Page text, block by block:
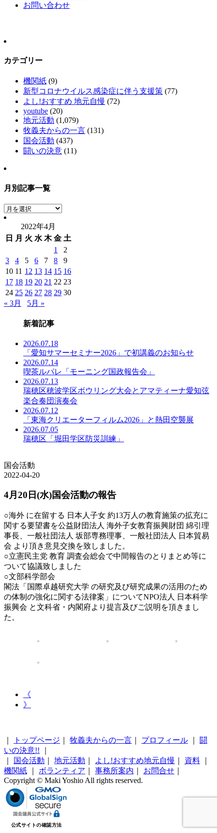
お問い合わせ
カテゴリー
機関紙 (9)
新型コロナウイルス感染症に伴う支援策 (77)
よし!おすすめ 地元自慢 (72)
youtube (20)
地元活動 (1,079)
牧義夫からの一言 (131)
国会活動 (437)
闘いの決意 (11)
月別記事一覧
月
別
事
覧
2022年4月
日
月 火 水 木 金 土
1
2
3
4 5 6 7 8
9
10 11 12 13 14 15 16
17 18 19 20 21 22 23
24 25 26 27 28 29 30
« 3月
5月 »
新着記事
2026.07.18
「愛知サマーセミナー2026」で初講義のお知らせ
2026.07.14
喫茶ルパレ「モーニング国政報告会」
2026.07.13
瑞穂区穂波学区ボウリング大会とアマティーナ愛知弦
楽合奏団演奏会
2026.07.12
「東海クリエーターフィルム2026」と熱田空襲展
2026.07.05
瑞穂区「堀田学区防災訓練」
国会活動
2022-04-20
4月20日(水)国会活動の報告
○海外 に在留する 日本人子女 約13万人の教育施策の拡充に
関する要望書を公益財団法人 海外子女教育振興財団 綿引理
事長、一般社団法人 坂部専務理事、一般社団法人 日本貿易
会 より頂き意見交換を致しました。
○立憲民主党 教育 調査会総会で中間報告のとりまとめ等に
ついて協議致しました
○文部科学部会
閣法「国際卓越研究大学 の研究及び研究成果の活用のため
の体制の強化に関する法律案」についてNPO法人 日本科学
振興会 と文科省・内閣府より提言及びご説明を頂きまし
た。
《
》
トップページ 牧義夫からの一言 プロフィール
闘
いの決意!!
国会活動 地元活動 よし!おすすめ地元自慢 資料
機関紙
ボランティア 事務所案内 お問合せ
Copyright © Maki Yoshio All rights reserved.
公式サイトの確認方法